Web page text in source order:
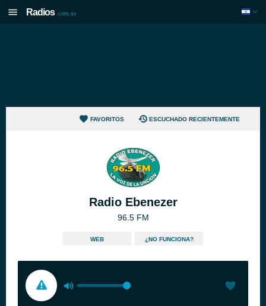
Radios .com.sv
FAVORITOS ESCUCHADO RECIENTEMENTE
Radio Ebenezer
96.5 FM
WEB ¿NO FUNCIONA?